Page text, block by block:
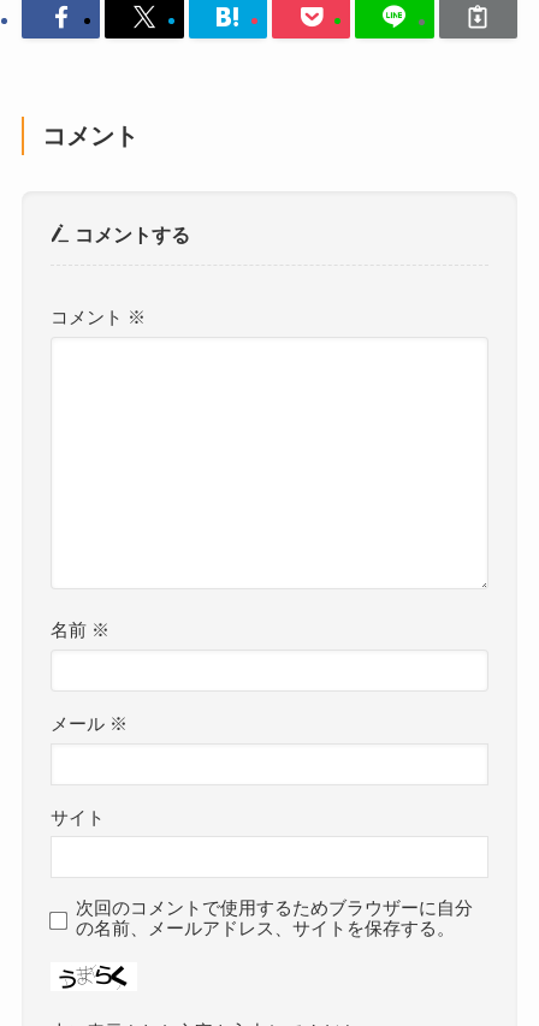
コメント
コメントする
コメント ※
名前 ※
メール ※
サイト
次回のコメントで使用するためブラウザーに自分
の名前、メールアドレス、サイトを保存する。